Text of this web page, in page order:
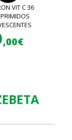
VIT C 36
,00€